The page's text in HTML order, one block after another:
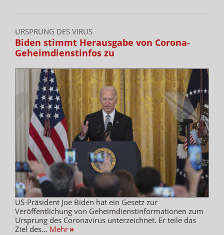
URSPRUNG DES VIRUS
Biden stimmt Herausgabe von Corona-
Geheimdienstinfos zu
US-Präsident Joe Biden hat ein Gesetz zur
Veröffentlichung von Geheimdienstinformationen zum
Ursprung des Coronavirus unterzeichnet. Er teile das
Ziel des... Mehr »